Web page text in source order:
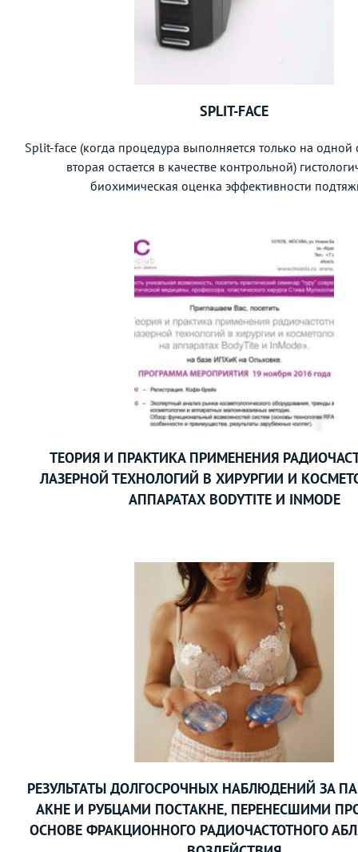
SPLIT-FACE
Split-face (когда процедура выполняется только на одной
вторая остается в качестве контрольной)
биохимическая оценка эффективности
ТЕОРИЯ И ПРАКТИКА ПРИМЕНЕНИЯ
ЛАЗЕРНОЙ ТЕХНОЛОГИЙ В ХИРУРГИИ И
АППАРАТАХ BODYTITE И INMODE
РЕЗУЛЬТАТЫ ДОЛГОСРОЧНЫХ НАБЛЮДЕНИЙ ЗА
АКНЕ И РУБЦАМИ ПОСТАКНЕ, ПЕРЕНЕСШИМИ
ОСНОВЕ ФРАКЦИОННОГО РАДИОЧАСТОТНОГО